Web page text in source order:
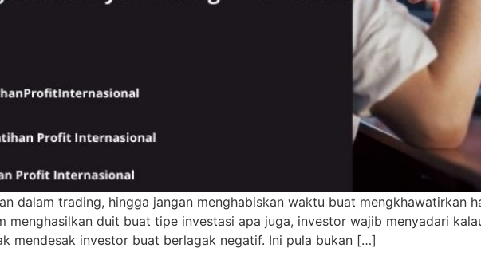
dalam trading, hingga jangan menghabiskan waktu buat mengkhawatirkan
menghasilkan duit buat tipe investasi apa juga, investor wajib menyadari
mendesak investor buat berlagak negatif. Ini pula bukan […]